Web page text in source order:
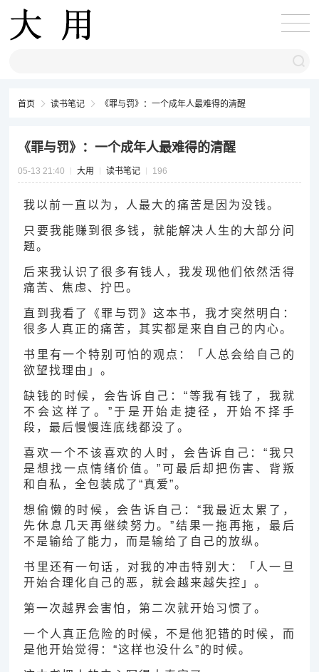
首页 读书笔记 《罪与罚》：一个成年人最难得的清醒
《罪与罚》：一个成年人最难得的清醒
05-13 21:40 大用 读书笔记 196
我以前一直以为，人最大的痛苦是因为没钱。
只要我能赚到很多钱，就能解决人生的大部分问
题。
后来我认识了很多有钱人，我发现他们依然活得
痛苦、焦虑、拧巴。
直到我看了《罪与罚》这本书，我才突然明白：
很多人真正的痛苦，其实都是来自自己的内心。
书里有一个特别可怕的观点：「人总会给自己的
欲望找理由」。
缺钱的时候，会告诉自己：“等我有钱了，我就
不会这样了。”于是开始走捷径，开始不择手
段，最后慢慢连底线都没了。
喜欢一个不该喜欢的人时，会告诉自己：“我只
是想找一点情绪价值。”可最后却把伤害、背叛
和自私，全包装成了“真爱”。
想偷懒的时候，会告诉自己：“我最近太累了，
先休息几天再继续努力。”结果一拖再拖，最后
不是输给了能力，而是输给了自己的放纵。
书里还有一句话，对我的冲击特别大：「人一旦
开始合理化自己的恶，就会越来越失控」。
第一次越界会害怕，第二次就开始习惯了。
一个人真正危险的时候，不是他犯错的时候，而
是他开始觉得：“这样也没什么”的时候。